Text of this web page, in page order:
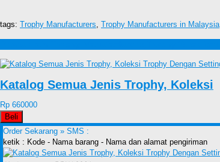
tags: Trophy Manufacturers Trophy Manufacturers in Malaysia
Katalog Semua Jenis Trophy, Koleksi
Rp 660000
Beli
Order Sekarang » SMS :
ketik : Kode - Nama barang - Nama dan alamat pengiriman